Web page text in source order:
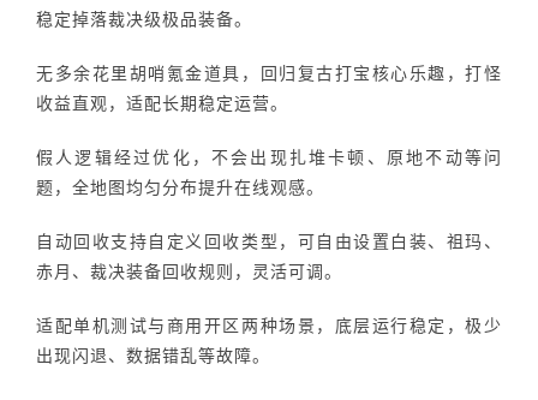
稳定掉落裁决级极品装备。
无多余花里胡哨氪金道具，回归复古打宝核心乐趣，打怪
收益直观，适配长期稳定运营。
假人逻辑经过优化，不会出现扎堆卡顿、原地不动等问
题，全地图均匀分布提升在线观感。
自动回收支持自定义回收类型，可自由设置白装、祖玛、
赤月、裁决装备回收规则，灵活可调。
适配单机测试与商用开区两种场景，底层运行稳定，极少
出现闪退、数据错乱等故障。